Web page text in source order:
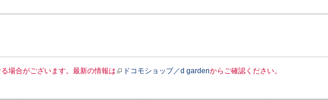
場合がございます。最新の情報は ドコモショップ／d gardenからご確認ください。